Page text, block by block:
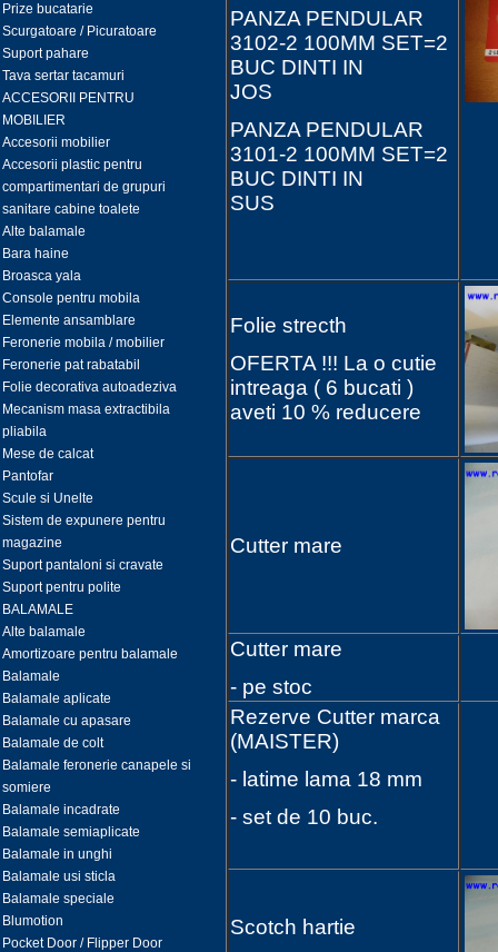
Prize bucatarie
Scurgatoare / Picuratoare
Suport pahare
Tava sertar tacamuri
ACCESORII PENTRU
MOBILIER
Accesorii mobilier
Accesorii plastic pentru
compartimentari de grupuri
sanitare cabine toalete
Alte balamale
Bara haine
Broasca yala
Console pentru mobila
Elemente ansamblare
Feronerie mobila / mobilier
Feronerie pat rabatabil
Folie decorativa autoadeziva
Mecanism masa extractibila
pliabila
Mese de calcat
Pantofar
Scule si Unelte
Sistem de expunere pentru
magazine
Suport pantaloni si cravate
Suport pentru polite
BALAMALE
Alte balamale
Amortizoare pentru balamale
Balamale
Balamale aplicate
Balamale cu apasare
Balamale de colt
Balamale feronerie canapele si
somiere
Balamale incadrate
Balamale semiaplicate
Balamale in unghi
Balamale usi sticla
Balamale speciale
Blumotion
Pocket Door / Flipper Door
PANZA PENDULAR
3102-2 100MM SET=2
BUC DINTI IN
JOS
PANZA PENDULAR
3101-2 100MM SET=2
BUC DINTI IN
SUS
Folie strecth
OFERTA !!! La o cutie
intreaga ( 6 bucati )
aveti 10 % reducere
Cutter mare
Cutter mare
- pe stoc
Rezerve Cutter marca
(MAISTER)
- latime lama 18 mm
- set de 10 buc.
Scotch hartie